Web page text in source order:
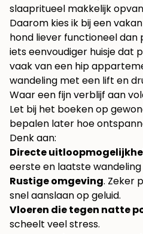
slaapritueel makkelijk
Daarom kies ik bij een
hond liever functioneel dan
iets eenvoudiger huisje dat
vaak van een hip
wandeling met een lift en
Waar een fijn verblijf aan
Let bij het boeken op
bepalen later hoe
Denk aan:
Directe
eerste en laatste wandeling
Rustige omgeving. Zeker
snel aanslaan op geluid.
Vloeren die tegen natte
scheelt veel stress.